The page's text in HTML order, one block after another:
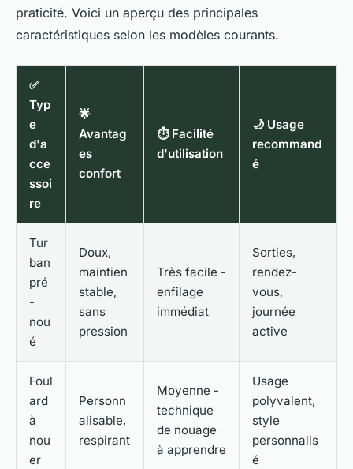
praticité. Voici un aperçu des principales
caractéristiques selon les modèles courants.
✅
Typ
e
d'a
cce
ssoi
re
🌟
Avantag
es
confort
⏱️ Facilité
d'utilisation
🌙 Usage
recommand
é
Tur
ban
pré
-
nou
é
Doux,
maintien
stable,
sans
pression
Très facile -
enfilage
immédiat
Sorties,
rendez-
vous,
journée
active
Foul
ard
à
nou
er
Personn
alisable,
respirant
Moyenne -
technique
de nouage
à apprendre
Usage
polyvalent,
style
personnalis
é